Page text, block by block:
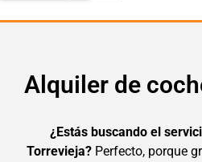
Alquiler de
¿Estás buscando el
Torrevieja? Perfecto, porque